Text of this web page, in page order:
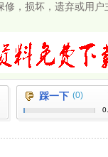
，损坏，遗弃或用
踩一下 (0)